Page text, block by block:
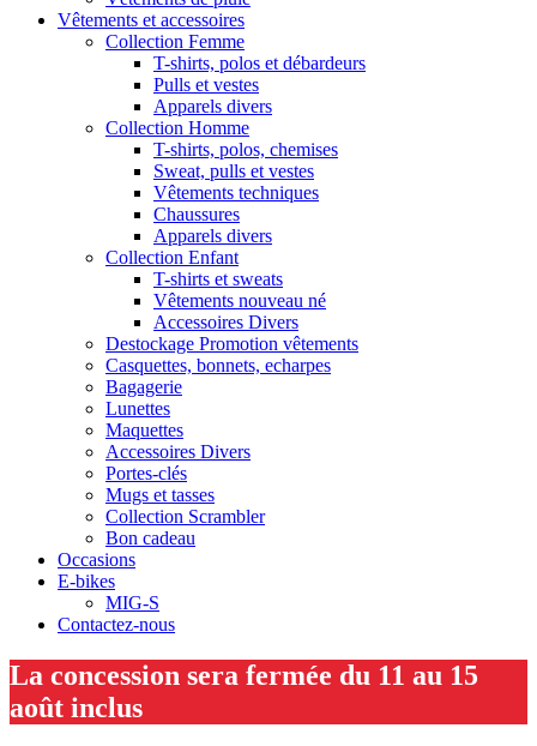
Vêtements et accessoires
Collection Femme
T-shirts, polos et débardeurs
Pulls et vestes
Apparels divers
Collection Homme
T-shirts, polos, chemises
Sweat, pulls et vestes
Vêtements techniques
Chaussures
Apparels divers
Collection Enfant
T-shirts et sweats
Vêtements nouveau né
Accessoires Divers
Destockage Promotion vêtements
Casquettes, bonnets, echarpes
Bagagerie
Lunettes
Maquettes
Accessoires Divers
Portes-clés
Mugs et tasses
Collection Scrambler
Bon cadeau
Occasions
E-bikes
MIG-S
Contactez-nous
La concession sera fermée du 11 au 15
août inclus